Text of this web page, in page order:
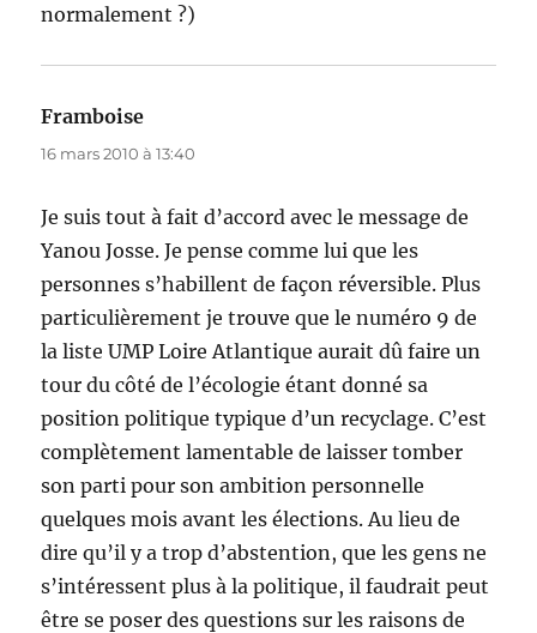
normalement ?)
Framboise
16 mars 2010 à 13:40
Je suis tout à fait d’accord avec le message de
Yanou Josse. Je pense comme lui que les
personnes s’habillent de façon réversible. Plus
particulièrement je trouve que le numéro 9 de
la liste UMP Loire Atlantique aurait dû faire un
tour du côté de l’écologie étant donné sa
position politique typique d’un recyclage. C’est
complètement lamentable de laisser tomber
son parti pour son ambition personnelle
quelques mois avant les élections. Au lieu de
dire qu’il y a trop d’abstention, que les gens ne
s’intéressent plus à la politique, il faudrait peut
être se poser des questions sur les raisons de